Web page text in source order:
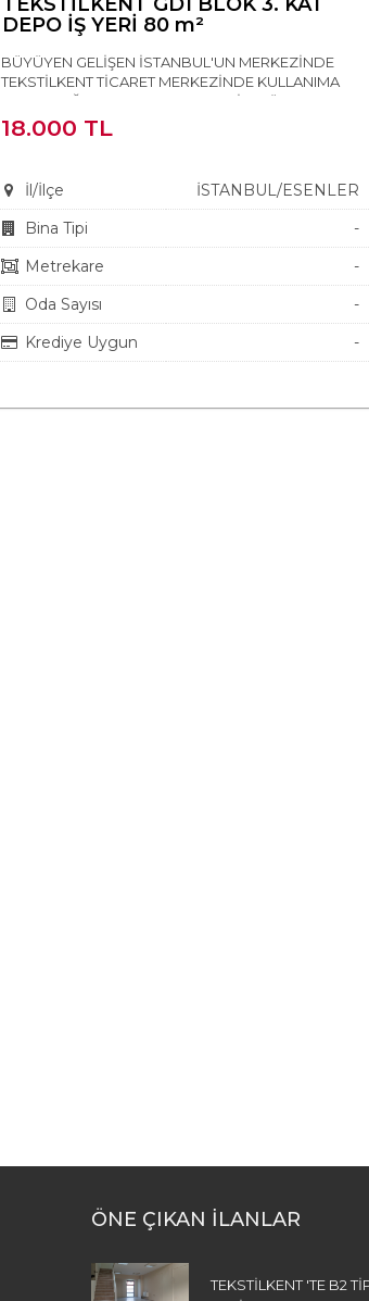
DEPO İŞ YERİ 80 m²
BÜYÜYEN GELİŞEN İSTANBUL'UN MERKEZİNDE
TEKSTİLKENT TİCARET MERKEZİNDE KULLANIMA
HAZIR MAĞAZA SHOWROOM OFİS, BÜRO, DE...
18.000 TL
İl/İlçe
İSTANBUL/ESENLER
Bina Tipi
-
Metrekare
-
Oda Sayısı
-
Krediye Uygun
-
ÖNE ÇIKAN İLANLAR
TEKSTİLKENT 'TE B2